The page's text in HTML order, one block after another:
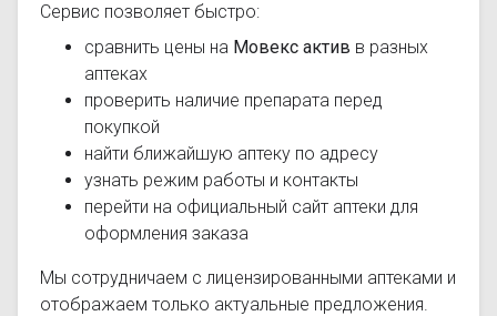
Сервис позволяет быстро:
сравнить цены на Мовекс актив в разных
аптеках
проверить наличие препарата перед
покупкой
найти ближайшую аптеку по адресу
узнать режим работы и контакты
перейти на официальный сайт аптеки для
оформления заказа
Мы сотрудничаем с лицензированными аптеками и
отображаем только актуальные предложения.